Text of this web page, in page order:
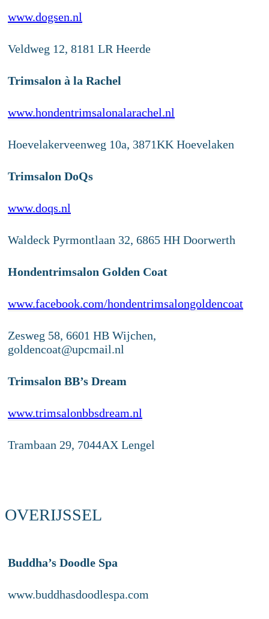
www.dogsen.nl
Veldweg 12, 8181 LR Heerde
Trimsalon à la Rachel
www.hondentrimsalonalarachel.nl
Hoevelakerveenweg 10a, 3871KK Hoevelaken
Trimsalon DoQs
www.doqs.nl
Waldeck Pyrmontlaan 32, 6865 HH Doorwerth
Hondentrimsalon Golden Coat
www.facebook.com/hondentrimsalongoldencoat
Zesweg 58, 6601 HB Wijchen,
goldencoat@upcmail.nl
Trimsalon BB’s Dream
www.trimsalonbbsdream.nl
Trambaan 29, 7044AX Lengel
OVERIJSSEL
Buddha’s Doodle Spa
www.buddhasdoodlespa.com